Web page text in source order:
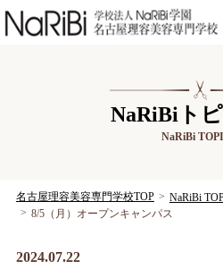
オープンキャンパス
NaRiBiのミリョク
NaRiBiト
NaRiBi
名古屋理容美容専門学校TOP
NaRiBi
8/5（月）オープンキャンパス
2024.07.22